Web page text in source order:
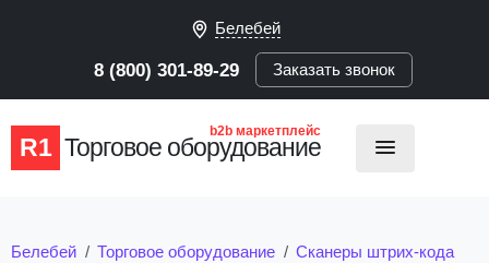
Белебей
8 (800) 301-89-29 Заказать звонок
R1 Торговое оборудование
b2b маркетплейс
Белебей Торговое оборудование Сканеры штрих-кода